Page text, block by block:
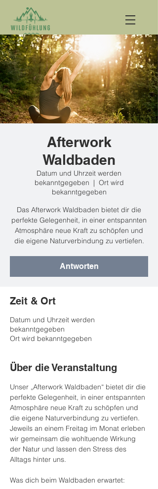
Afterwork
Waldbaden
Datum und Uhrzeit werden
bekanntgegeben
  |
Ort wird
bekanntgegeben
Das Afterwork Waldbaden bietet dir die
perfekte Gelegenheit, in einer entspannten
Atmosphäre neue Kraft zu schöpfen und
die eigene Naturverbindung zu vertiefen.
Antworten
Zeit & Ort
Datum und Uhrzeit werden
bekanntgegeben
Ort wird bekanntgegeben
Über die Veranstaltung
Unser „Afterwork Waldbaden“ bietet dir die
perfekte Gelegenheit, in einer entspannten
Atmosphäre neue Kraft zu schöpfen und
die eigene Naturverbindung zu vertiefen.
Jeweils an einem Freitag im Monat erleben
wir gemeinsam die wohltuende Wirkung
der Natur und lassen den Stress des
Alltags hinter uns.
Was dich beim Waldbaden erwartet: